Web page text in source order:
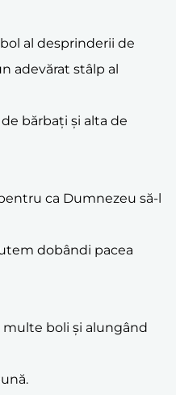
al desprinderii de
adevărat stâlp al
bărbați și alta de
ca Dumnezeu să-l
dobândi pacea
multe boli și alungând